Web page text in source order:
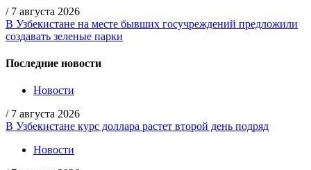
/ 7 августа 2026
В Узбекистане на месте бывших госучреждений предложили
создавать зеленые парки
Последние новости
Новости
/ 7 августа 2026
В Узбекистане курс доллара растет второй день подряд
Новости